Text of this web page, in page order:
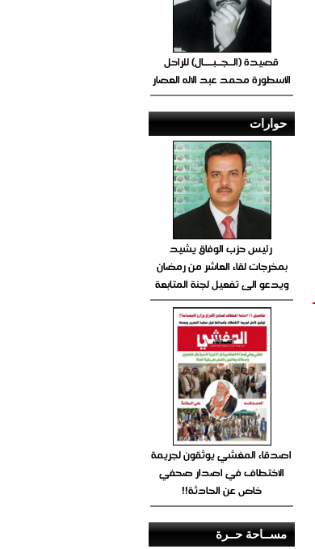
قصيدة (الــجــبــــال) للراحل
الأسطورة محمد عبد الاله العصار
حوارات
رئيس حزب الوفاق يشيد
بمخرجات لقاء العاشر من رمضان
ويدعو الى تفعيل لجنة المتابعة
اصدقاء المغشي يوثقون لجريمة
الاختطاف في اصدار صحفي
خاص عن الحادثة!!
مســاحة حــرة